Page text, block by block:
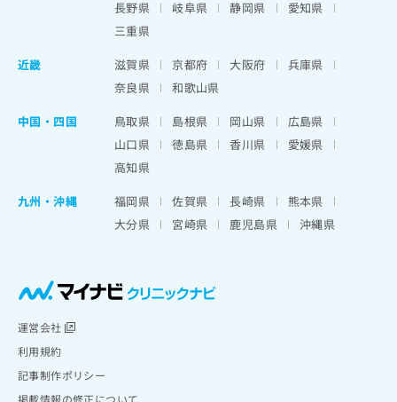
長野県
岐阜県 静岡県
愛知県
三重県
近畿
滋賀県 京都府 大阪府
兵庫県
奈良県
和歌山県
中国・四国
鳥取県 島根県 岡山県
広島県
山口県
徳島県 香川県
愛媛県
高知県
九州・沖縄
福岡県 佐賀県 長崎県
熊本県
大分県
宮崎県 鹿児島県 沖縄県
運営会社
利用規約
記事制作ポリシー
掲載情報の修正について